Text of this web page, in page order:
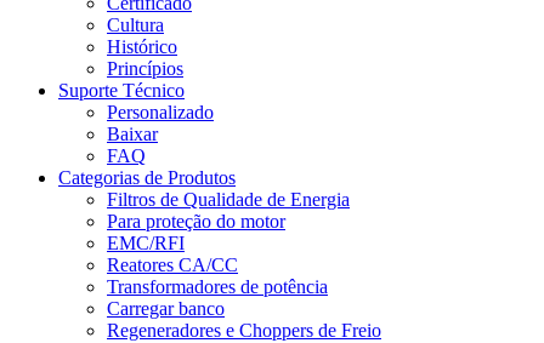
Cultura
Histórico
Princípios
Suporte Técnico
Personalizado
Baixar
FAQ
Categorias de Produtos
Filtros de Qualidade de Energia
Para proteção do motor
EMC/RFI
Reatores CA/CC
Transformadores de potência
Carregar banco
Regeneradores e Choppers de Freio